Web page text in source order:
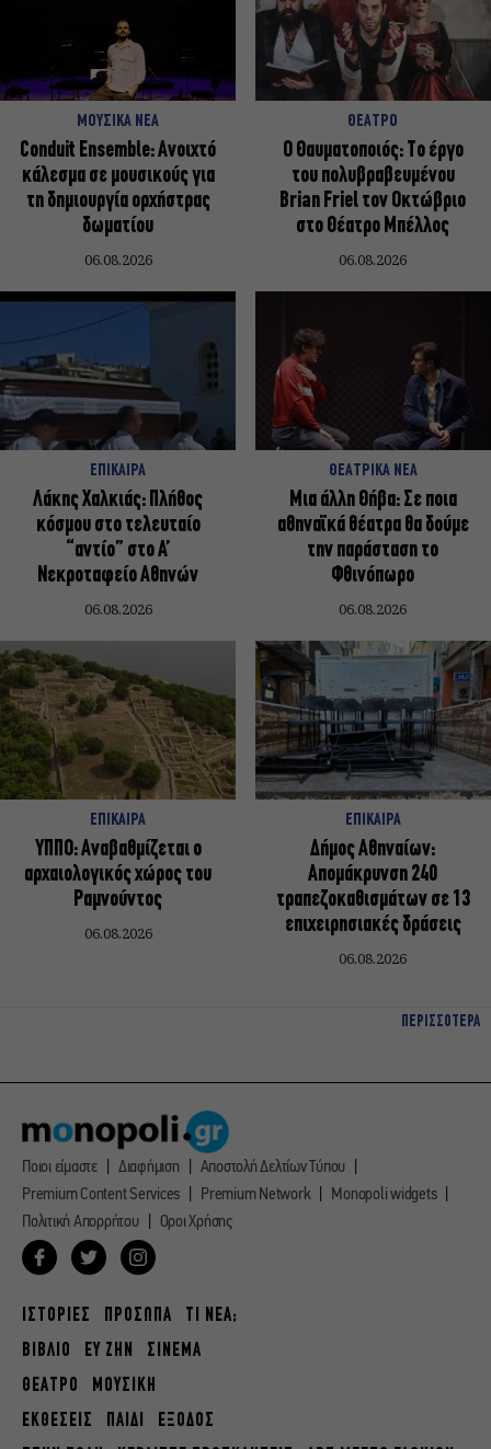
ΜΟΥΣΙΚΑ ΝΕΑ
Conduit Ensemble: Ανοιχτό
κάλεσμα σε μουσικούς για
τη δημιουργία ορχήστρας
δωματίου
06.08.2026
ΘΕΑΤΡΟ
Ο Θαυματοποιός: Το έργο
του πολυβραβευμένου
Brian Friel τον Οκτώβριο
στο Θέατρο Μπέλλος
06.08.2026
ΕΠΙΚΑΙΡΑ
Λάκης Χαλκιάς: Πλήθος
κόσμου στο τελευταίο
“αντίο” στο Α’
Νεκροταφείο Αθηνών
06.08.2026
ΘΕΑΤΡΙΚΑ ΝΕΑ
Μια άλλη Θήβα: Σε ποια
αθηναϊκά θέατρα θα δούμε
την παράσταση το
Φθινόπωρο
06.08.2026
ΕΠΙΚΑΙΡΑ
ΥΠΠΟ: Αναβαθμίζεται ο
αρχαιολογικός χώρος του
Ραμνούντος
06.08.2026
ΕΠΙΚΑΙΡΑ
Δήμος Αθηναίων:
Απομάκρυνση 240
τραπεζοκαθισμάτων σε 13
επιχειρησιακές δράσεις
06.08.2026
ΠΕΡΙΣΣΟΤΕΡΑ
Ποιοι είμαστε Διαφήμιση
Αποστολή Δελτίων Τύπου
Premium Content Services
Premium Network
Monopoli widgets
Πολιτική Απορρήτου
Οροι Χρήσης
ΙΣΤΟΡΙΕΣ ΠΡΟΣΩΠΑ
ΤΙ ΝΕΑ;
ΒΙΒΛΙΟ
ΕΥ ΖΗΝ
ΣΙΝΕΜΑ
ΘΕΑΤΡΟ
ΜΟΥΣΙΚΗ
ΕΚΘΕΣΕΙΣ
ΠΑΙΔΙ
ΕΞΟΔΟΣ